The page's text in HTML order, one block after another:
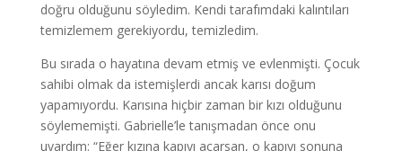
doğru olduğunu söyledim. Kendi tarafımdaki kalıntıları
temizlemem gerekiyordu, temizledim.
Bu sırada o hayatına devam etmiş ve evlenmişti. Çocuk
sahibi olmak da istemişlerdi ancak karısı doğum
yapamıyordu. Karısına hiçbir zaman bir kızı olduğunu
söylememişti. Gabrielle’le tanışmadan önce onu
uyardım: “Eğer kızına kapıyı açarsan, o kapıyı sonuna